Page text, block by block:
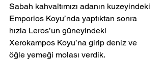
Sabah kahvaltımızı adanın kuzeyindeki
Emporios Koyu’nda yaptıktan sonra
hızla Leros’un güneyindeki
Xerokampos Koyu’na girip deniz ve
öğle yemeği molası verdik.